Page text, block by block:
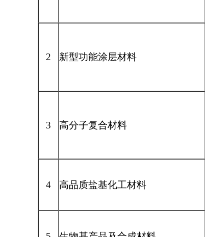
2 新型功能涂层材料
3 高分子复合材料
4 高品质盐基化工材料